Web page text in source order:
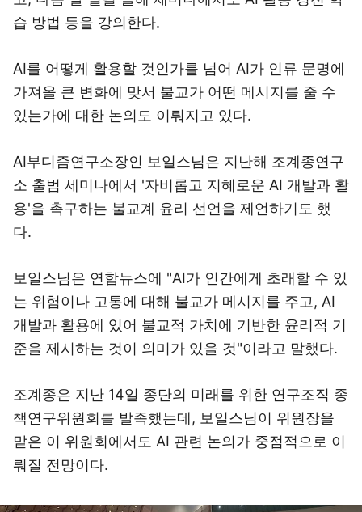
습 방법 등을 강의한다.
AI를 어떻게 활용할 것인가를 넘어 AI가 인류 문명에
가져올 큰 변화에 맞서 불교가 어떤 메시지를 줄 수
있는가에 대한 논의도 이뤄지고 있다.
AI부디즘연구소장인 보일스님은 지난해 조계종연구
소 출범 세미나에서 '자비롭고 지혜로운 AI 개발과 활
용'을 촉구하는 불교계 윤리 선언을 제언하기도 했
다.
보일스님은 연합뉴스에 "AI가 인간에게 초래할 수 있
는 위험이나 고통에 대해 불교가 메시지를 주고, AI
개발과 활용에 있어 불교적 가치에 기반한 윤리적 기
준을 제시하는 것이 의미가 있을 것"이라고 말했다.
조계종은 지난 14일 종단의 미래를 위한 연구조직 종
책연구위원회를 발족했는데, 보일스님이 위원장을
맡은 이 위원회에서도 AI 관련 논의가 중점적으로 이
뤄질 전망이다.